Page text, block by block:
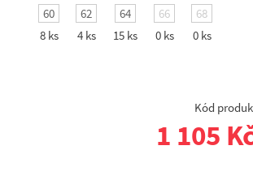
60
8 ks
62
4 ks
64
15 ks
66
0 ks
68
0 ks
Kód
1 105